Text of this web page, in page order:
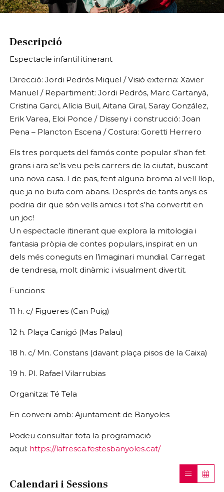
Descripció
Espectacle infantil itinerant
Direcció: Jordi Pedrós Miquel / Visió externa: Xavier
Manuel / Repartiment: Jordi Pedrós, Marc Cartanyà,
Cristina Garci, Alícia Buil, Aitana Giral, Saray González,
Erik Varea, Eloi Ponce / Disseny i construcció: Joan
Pena – Plancton Escena / Costura: Goretti Herrero
Els tres porquets del famós conte popular s’han fet
grans i ara se’ls veu pels carrers de la ciutat, buscant
una nova casa. I de pas, fent alguna broma al vell llop,
que ja no bufa com abans. Després de tants anys es
podria dir que són vells amics i tot s’ha convertit en
un joc!
Un espectacle itinerant que explora la mitologia i
fantasia pròpia de contes populars, inspirat en un
dels més coneguts en l’imaginari mundial. Carregat
de tendresa, molt dinàmic i visualment divertit.
Funcions:
11 h. c/ Figueres (Can Puig)
12 h. Plaça Canigó (Mas Palau)
18 h. c/ Mn. Constans (davant plaça pisos de la Caixa)
19 h. Pl. Rafael Vilarrubias
Organitza: Té Tela
En conveni amb: Ajuntament de Banyoles
Podeu consultar tota la programació
aquí: https://lafresca.festesbanyoles.cat/
Calendari i Sessions